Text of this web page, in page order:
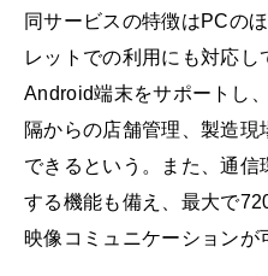
同サービスの特徴はPCの
レットでの利用にも対応
Android端末をサポートし
隔からの店舗管理、製造現
できるという。また、通
する機能も備え、最大で
映像コミュニケーションが